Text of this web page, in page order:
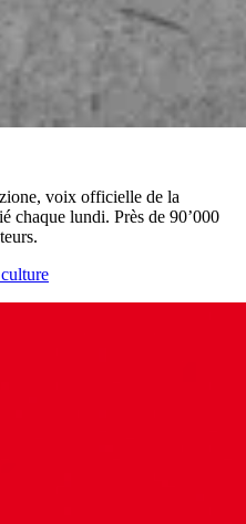
voix officielle de la
chaque lundi. Près de 90’000